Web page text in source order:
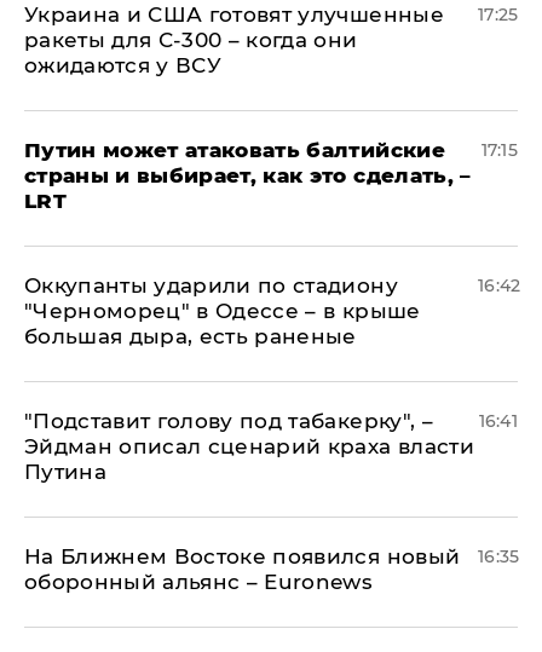
Украина и США готовят улучшенные
ракеты для С-300 – когда они
ожидаются у ВСУ
17:25
Путин может атаковать балтийские
страны и выбирает, как это сделать, –
LRT
17:15
Оккупанты ударили по стадиону
"Черноморец" в Одессе – в крыше
большая дыра, есть раненые
16:42
​"Подставит голову под табакерку", –
Эйдман описал сценарий краха власти
Путина
16:41
На Ближнем Востоке появился новый
оборонный альянс – Euronews
16:35